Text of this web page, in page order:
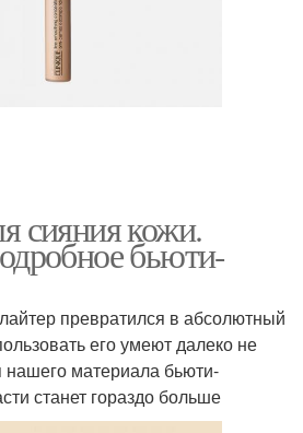
сияния кожи.
бьюти-
превратился в абсолютный
его умеют далеко не
нашего материала бьюти-
станет гораздо больше